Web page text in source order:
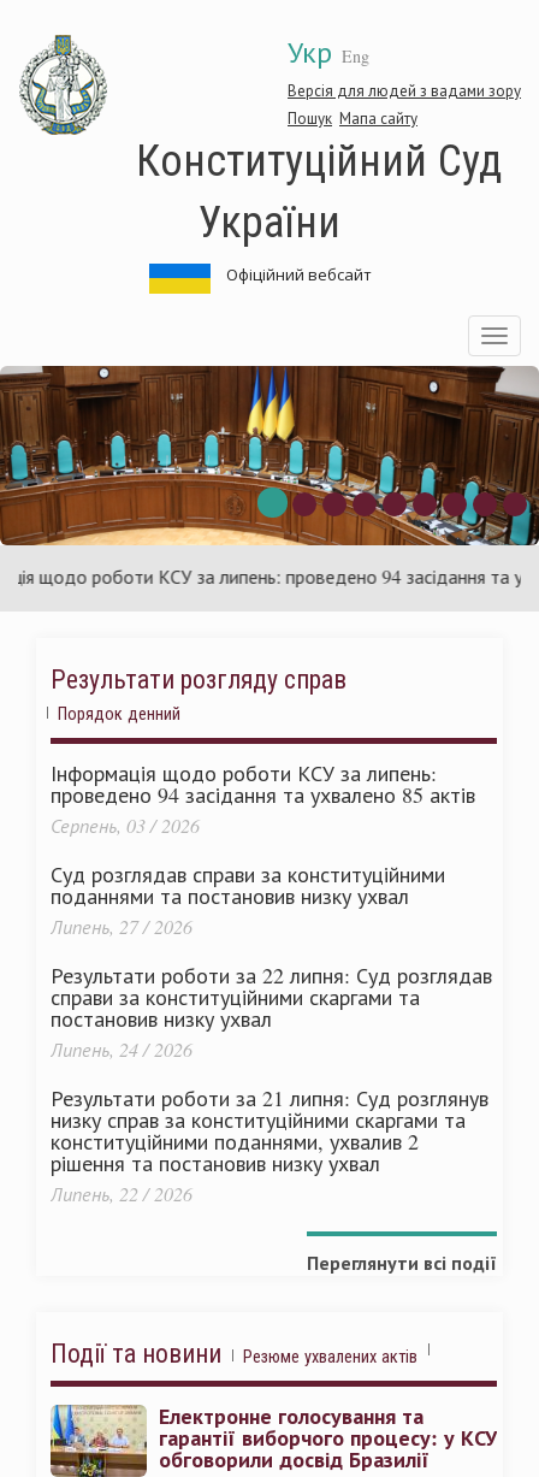
основного
матеріалу
Укр Eng
Версія для людей з вадами зору
Пошук Мапа сайту
Конституційний Суд
України
Офіційний вебсайт
Toggle
щодо роботи КСУ за липень: проведено 94 засідання та
Результати розгляду справ
Порядок денний
Інформація щодо роботи КСУ за липень:
проведено 94 засідання та ухвалено 85 актів
Серпень, 03 / 2026
Суд розглядав справи за конституційними
поданнями та постановив низку ухвал
Липень, 27 / 2026
Результати роботи за 22 липня: Суд розглядав
справи за конституційними скаргами та
постановив низку ухвал
Липень, 24 / 2026
Результати роботи за 21 липня: Суд розглянув
низку справ за конституційними скаргами та
конституційними поданнями, ухвалив 2
рішення та постановив низку ухвал
Липень, 22 / 2026
Переглянути всі події
Події та новини Резюме ухвалених актів
Електронне голосування та
гарантії виборчого процесу: у КСУ
обговорили досвід Бразилії